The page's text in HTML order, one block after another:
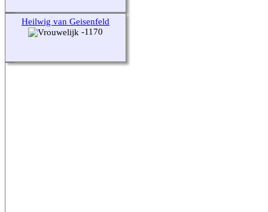
Heilwig van Geisenfeld
-1170